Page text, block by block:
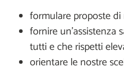
formulare proposte
fornire un'assistenza
tutti e che rispetti
orientare le nostre